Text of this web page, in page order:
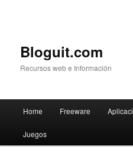
Bloguit.com
Recursos web e Información
Skip
to
Home Freeware
Juegos